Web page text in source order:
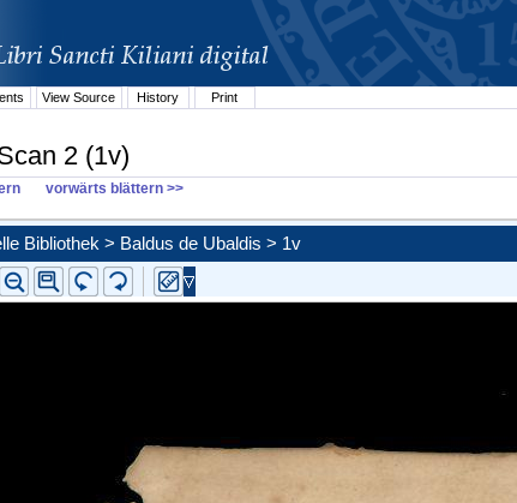
View Source History Print
2 (1v)
vorwärts blättern >>